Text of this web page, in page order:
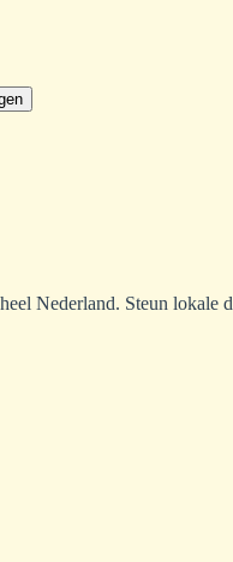
Nederland. Steun lokale